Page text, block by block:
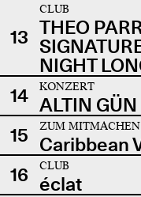
13
CLUB
THEO
NIGHT
14
KONZERT
ALTIN GÜN
15
ZUM MITMACHEN
Caribbean
16
CLUB
éclat